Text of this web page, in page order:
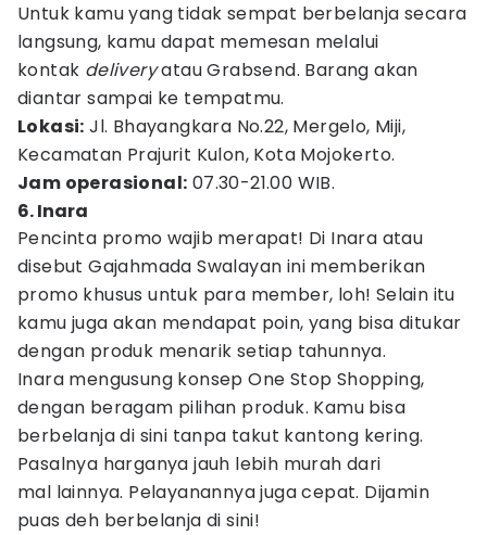
Untuk kamu yang tidak sempat berbelanja secara
langsung, kamu dapat memesan melalui
kontak deliveryatau Grabsend. Barang akan
diantar sampai ke tempatmu.
Lokasi: Jl. Bhayangkara No.22, Mergelo, Miji,
Kecamatan Prajurit Kulon, Kota Mojokerto.
Jam operasional: 07.30-21.00 WIB.
6. Inara
Pencinta promo wajib merapat! Di Inara atau
disebut Gajahmada Swalayan ini memberikan
promo khusus untuk para member, loh! Selain itu
kamu juga akan mendapat poin, yang bisa ditukar
dengan produk menarik setiap tahunnya.
Inara mengusung konsep One Stop Shopping,
dengan beragam pilihan produk. Kamu bisa
berbelanja di sini tanpa takut kantong kering.
Pasalnya harganya jauh lebih murah dari
mal lainnya. Pelayanannya juga cepat. Dijamin
puas deh berbelanja di sini!